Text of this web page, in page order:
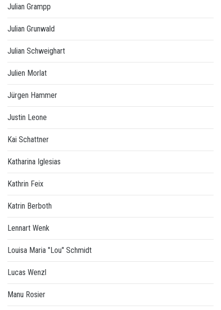
Julian Grampp
Julian Grunwald
Julian Schweighart
Julien Morlat
Jürgen Hammer
Justin Leone
Kai Schattner
Katharina Iglesias
Kathrin Feix
Katrin Berboth
Lennart Wenk
Louisa Maria "Lou" Schmidt
Lucas Wenzl
Manu Rosier